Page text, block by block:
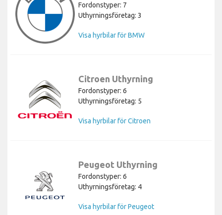
Fordonstyper: 7
Uthyrningsföretag: 3
Visa hyrbilar för BMW
Citroen Uthyrning
Fordonstyper: 6
Uthyrningsföretag: 5
Visa hyrbilar för Citroen
Peugeot Uthyrning
Fordonstyper: 6
Uthyrningsföretag: 4
Visa hyrbilar för Peugeot